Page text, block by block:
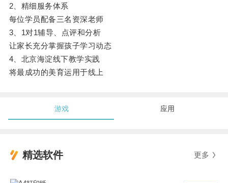
2、精细服务体系
每位学员配备三名资深老师
3、1对1辅导、点评和分析
让家长充分掌握孩子学习动态
4、北京海淀线下教学实践
将最成功的美育运用于线上
游戏 应用
精选软件 更多